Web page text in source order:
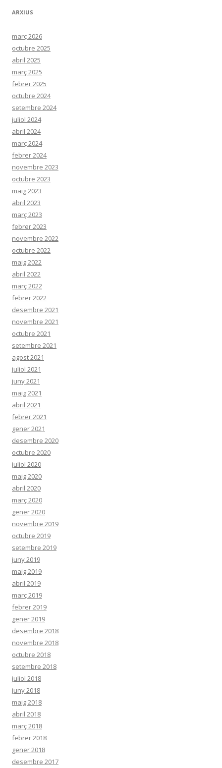
ARXIUS
març 2026
octubre 2025
abril 2025
març 2025
febrer 2025
octubre 2024
setembre 2024
juliol 2024
abril 2024
març 2024
febrer 2024
novembre 2023
octubre 2023
maig 2023
abril 2023
març 2023
febrer 2023
novembre 2022
octubre 2022
maig 2022
abril 2022
març 2022
febrer 2022
desembre 2021
novembre 2021
octubre 2021
setembre 2021
agost 2021
juliol 2021
juny 2021
maig 2021
abril 2021
febrer 2021
gener 2021
desembre 2020
octubre 2020
juliol 2020
maig 2020
abril 2020
març 2020
gener 2020
novembre 2019
octubre 2019
setembre 2019
juny 2019
maig 2019
abril 2019
març 2019
febrer 2019
gener 2019
desembre 2018
novembre 2018
octubre 2018
setembre 2018
juliol 2018
juny 2018
maig 2018
abril 2018
març 2018
febrer 2018
gener 2018
desembre 2017